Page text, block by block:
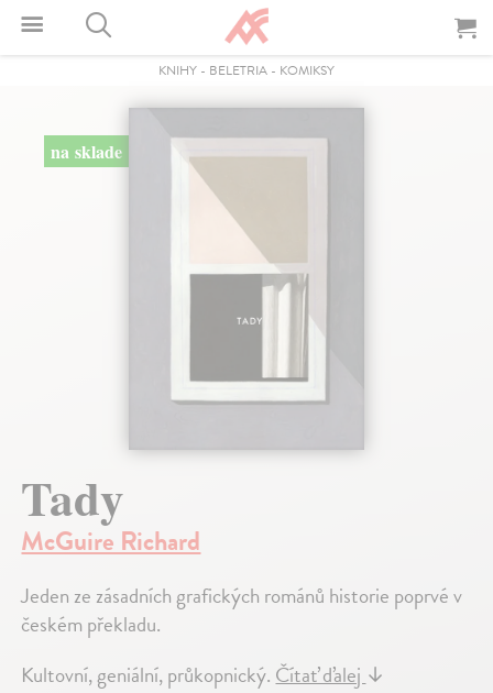
KNIHY - BELETRIA - KOMIKSY
na sklade
Tady
McGuire Richard
Jeden ze zásadních grafických románů historie poprvé v
českém překladu.
Kultovní, geniální, průkopnický.Čítať ďalej↓